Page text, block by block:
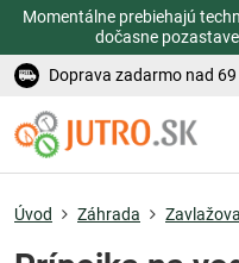
Momentálne prebiehajú
dočasne
Doprava zadarmo nad 69
Úvod Záhrada